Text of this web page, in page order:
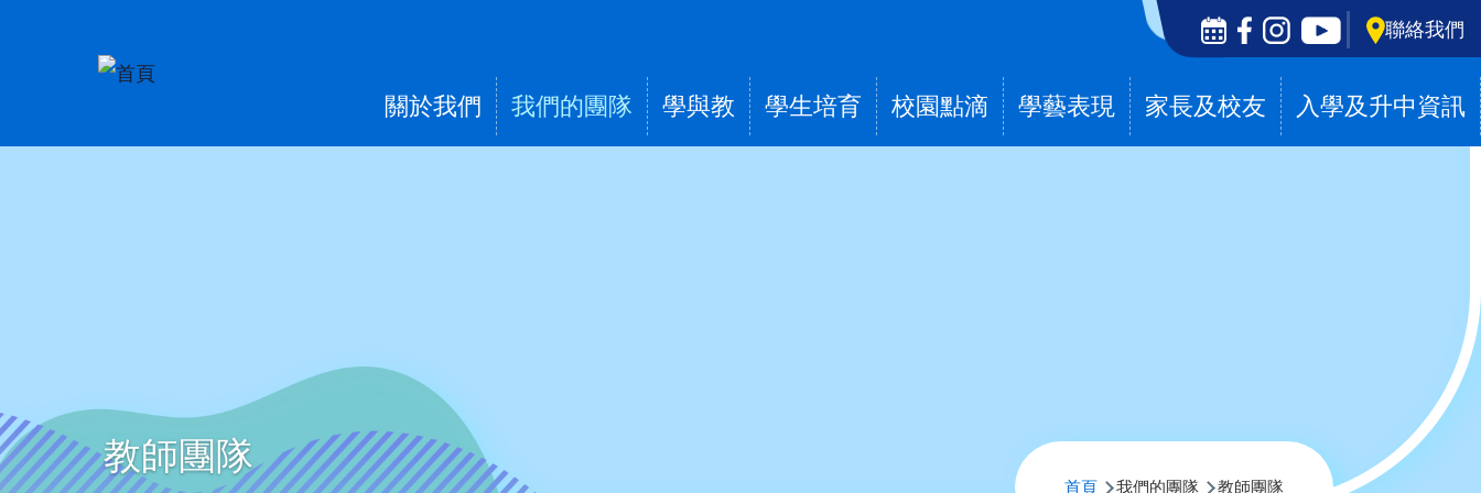
Social
Media
Top
聯絡我們
Main
navigation
關於我們 我們的團隊 學與教 學生培育 校園點滴 學藝表現 家長及校友 入學及升中資訊
教師團隊
首頁 我們的團隊 教師團隊